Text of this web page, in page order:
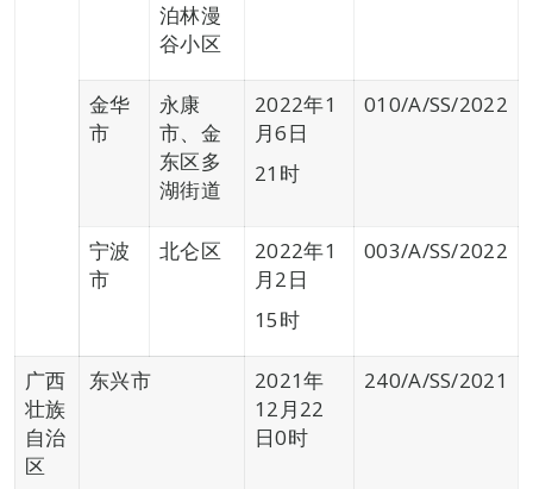
泊林漫
谷小区
金华
市
永康
市、金
东区多
湖街道
2022年1
月6日
21时
010/A/SS/2022
宁波
市
北仑区
2022年1
月2日
15时
003/A/SS/2022
广西
壮族
自治
区
东兴市
2021年
12月22
日0时
240/A/SS/2021